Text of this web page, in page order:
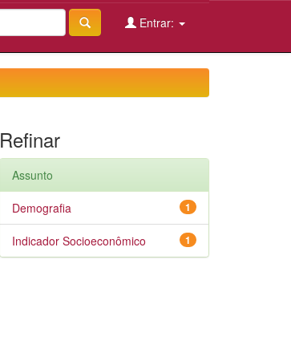
Entrar:
Refinar
Assunto
1
Demografia
1
Indicador Socioeconômico